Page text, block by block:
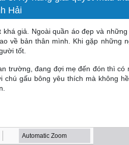
Hải
khá giả. Ngoài quần áo đẹp và
về bản thân mình. Khi gặp những
tốt.
trường, đang đợi mẹ đến đón thì có
chú gấu bông yêu thích mà không